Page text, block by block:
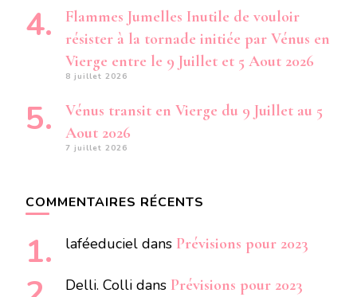
Flammes Jumelles Inutile de vouloir
résister à la tornade initiée par Vénus en
Vierge entre le 9 Juillet et 5 Aout 2026
8 juillet 2026
Vénus transit en Vierge du 9 Juillet au 5
Aout 2026
7 juillet 2026
COMMENTAIRES RÉCENTS
laféeduciel dans Prévisions pour 2023
Delli. Colli dans Prévisions pour 2023